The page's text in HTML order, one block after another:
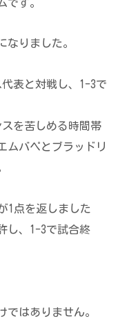
です。
なりました。
表と対戦し、1-3で
を苦しめる時間帯
ムバペとブラッドリ
1点を返しました
し、1-3で試合終
ではありません。